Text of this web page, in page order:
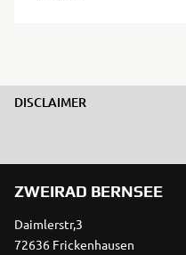
DISCLAIMER
ZWEIRAD BERNSEE
Daimlerstr,3
72636 Frickenhausen